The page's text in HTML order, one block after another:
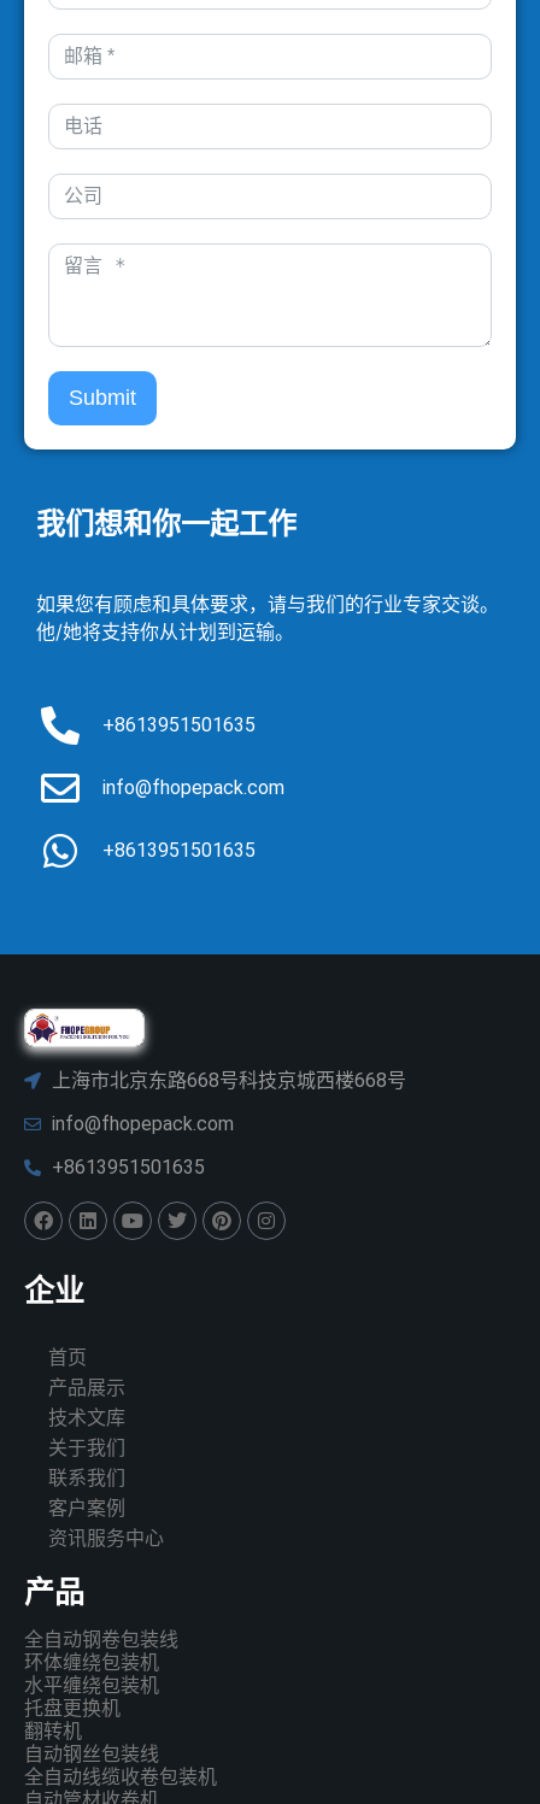
Submit
我们想和你一起工作
如果您有顾虑和具体要求，请与我们的行业专家交谈。
他/她将支持你从计划到运输。
+8613951501635
info@fhopepack.com
+8613951501635
上海市北京东路668号科技京城西楼668号
info@fhopepack.com
+8613951501635
企业
首页
产品展示
技术文库
关于我们
联系我们
客户案例
资讯服务中心
产品
全自动钢卷包装线
环体缠绕包装机
水平缠绕包装机
托盘更换机
翻转机
自动钢丝包装线
全自动线缆收卷包装机